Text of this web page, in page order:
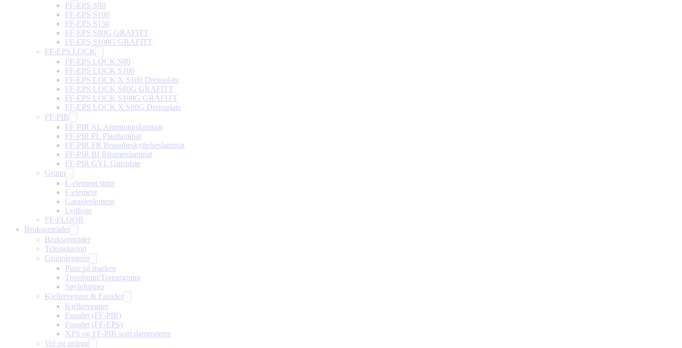
FF-EPS S80
FF-EPS S100
FF-EPS S150
FF-EPS S80G GRAFITT
FF-EPS S100G GRAFITT
FF-EPS LOCK
FF-EPS LOCK S80
FF-EPS LOCK S100
FF-EPS LOCK X S100 Drensplate
FF-EPS LOCK S80G GRAFITT
FF-EPS LOCK S100G GRAFITT
FF-EPS LOCK X S80G Drensplate
FF-PIR
FF-PIR AL Aluminiumlaminat
FF-PIR PL Plastlaminat
FF-PIR FR Brannbeskyttelseslaminat
FF-PIR BI Bitumenlaminat
FF-PIR GYL Gipsplate
Grunn
L-element støpt
F-element
Garasjeelement
Lydfuge
FF-FLOOR
Bruksområder
Bruksområder
Teleisolasjon
Grunnleggere
Plate på marken
Trossbunn/Torpargrunn
Søyleformer
Kjellervegger & Fasader
Kjellervegger
Fasader (FF-PIR)
Fasader (FF-EPS)
XPS og FF-PIR som dampsperre
Vei og anlegg